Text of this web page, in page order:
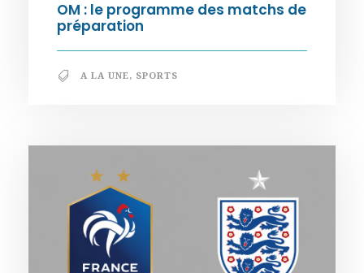
OM : le programme des matchs de
préparation
A LA UNE, SPORTS